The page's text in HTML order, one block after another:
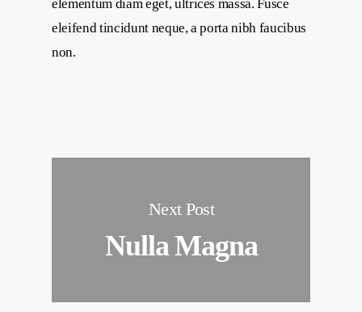
elementum diam eget, ultrices massa. Fusce
eleifend tincidunt neque, a porta nibh faucibus
non.
Next Post
Nulla Magna